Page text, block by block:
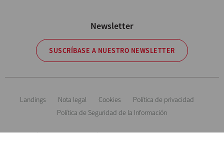
Newsletter
SUSCRÍBASE A NUESTRO NEWSLETTER
Landings Nota legal Cookies
Política de privacidad
Política de Seguridad de la Información
Información orientativa. Reservándonos el derecho de modificar cualquier